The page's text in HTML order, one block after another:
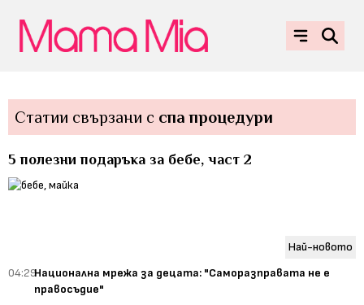
Статии свързани с спа процедури
5 полезни подаръка за бебе, част 2
Най-новото
04:29Национална мрежа за децата: "Саморазправата не е
правосъдие"